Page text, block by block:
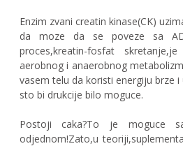
Enzim zvani creatin kinase(CK)
da moze da se poveze sa
proces,kreatin-fosfat
aerobnog i anaerobnog
vasem telu da koristi energiju brze
sto bi drukcije bilo moguce.
Postoji caka?To je moguce
odjednom!Zato,u